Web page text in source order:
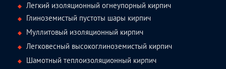
Легкий изоляционный огнеупорный кирпич
Глиноземистый пустоты шары кирпич
Муллитовый изоляционный кирпич
Легковесный высокоглиноземистый кирпич
Шамотный теплоизоляционный кирпич